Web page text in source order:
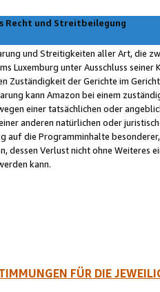
Recht und Streitbeilegung
und Streitigkeiten aller Art, die
Luxemburg unter Ausschluss
Zuständigkeit der Gerichte im
kann Amazon bei einem
einer tatsächlichen oder
anderen natürlichen oder
auf die Programminhalte
dessen Verlust nicht ohne Weiteres
kann.
FÜR DIE